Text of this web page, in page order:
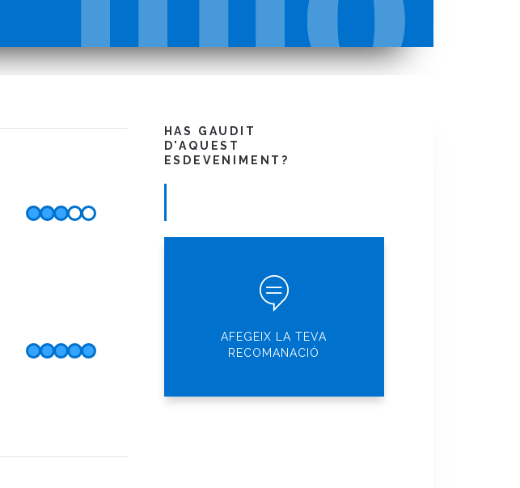
HAS GAUDIT
D'AQUEST
ESDEVENIMENT?
AFEGEIX LA TEVA
RECOMANACIÓ